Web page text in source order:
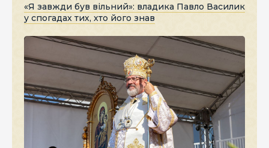
«Я завжди був вільний»: владика Павло Василик
у спогадах тих, хто його знав